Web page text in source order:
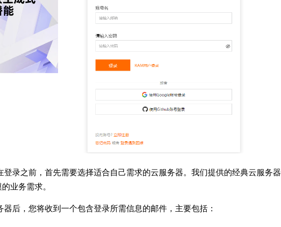
登录之前，首先需要选择适合自己需求的云服务器。我们提供的经典云服务器
业务需求。
后，您将收到一个包含登录所需信息的邮件，主要包括：